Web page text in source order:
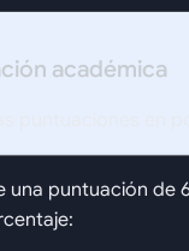
académica
una puntuación de